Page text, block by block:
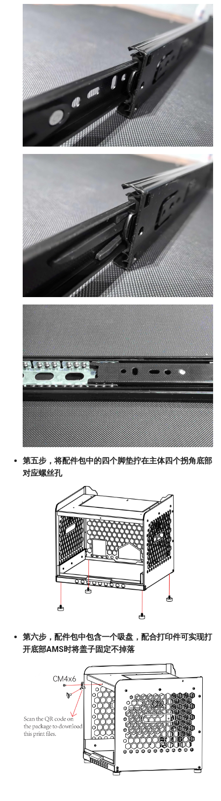
第五步，将配件包中的四个脚垫拧在主体四个拐角底部
对应螺丝孔
第六步，配件包中包含一个吸盘，配合打印件可实现打
开底部AMS时将盖子固定不掉落